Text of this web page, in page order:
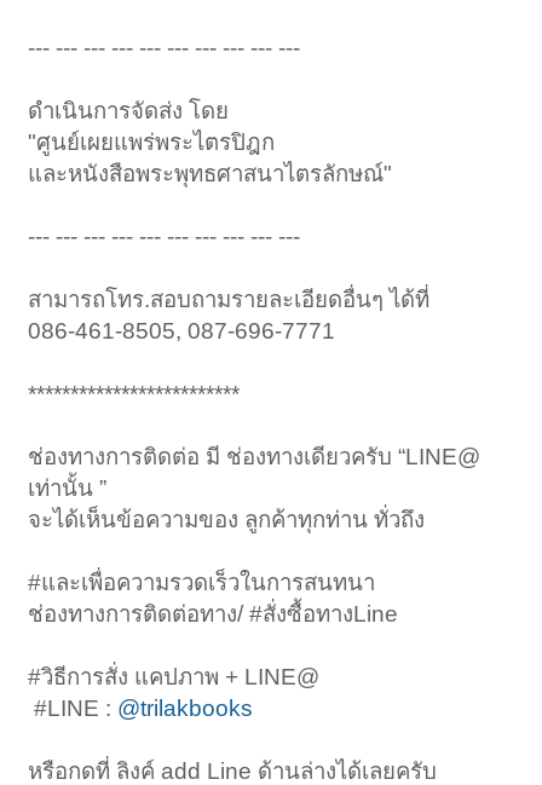
--- --- --- --- --- --- --- --- --- ---
ดำเนินการจัดส่ง โดย
"ศูนย์เผยแพร่พระไตรปิฎก
และหนังสือพระพุทธศาสนาไตรลักษณ์"
--- --- --- --- --- --- --- --- --- ---
สามารถโทร.สอบถามรายละเอียดอื่นๆ ได้ที่
086-461-8505, 087-696-7771
*************************
ช่องทางการติดต่อ มี ช่องทางเดียวครับ “LINE@
เท่านั้น ”
จะได้เห็นข้อความของ ลูกค้าทุกท่าน ทั่วถึง
#และเพื่อความรวดเร็วในการสนทนา
ช่องทางการติดต่อทาง/ #สั่งซื้อทางLine
#วิธีการสั่ง แคปภาพ + LINE@
‍ #LINE : @trilakbooks
หรือกดที่ ลิงค์ add Line ด้านล่างได้เลยครับ